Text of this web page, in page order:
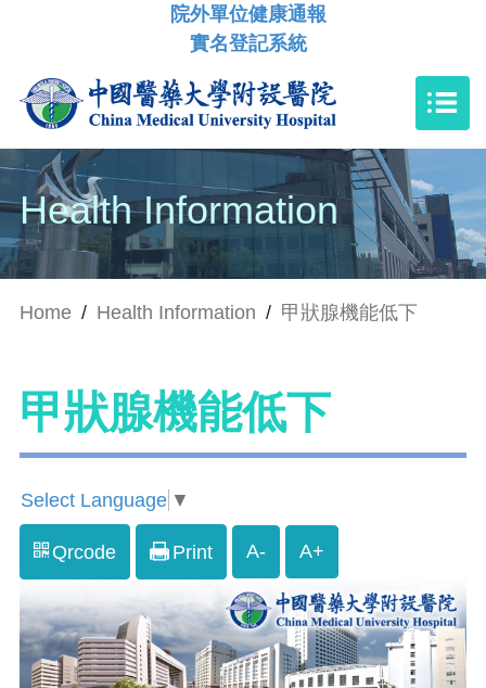
院外單位健康通報
實名登記系統
Health Information
Home / Health Information / 甲狀腺機能低下
甲狀腺機能低下
Select Language ▼
Qrcode Print A- A+